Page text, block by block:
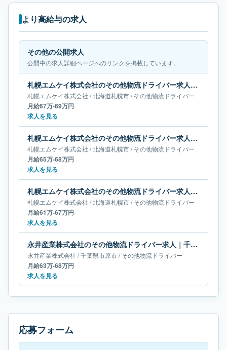
より高給与の求人
その他の公開求人
公開中の求人詳細ページへのリンクを掲載しています。
札幌エムケイ株式会社のその他物流ドライバー求人｜北海道札幌市｜月給67万-69万円
札幌エムケイ株式会社 /北海道札幌市/その他物流ドライバー
月給67万-69万円
求人を見る
札幌エムケイ株式会社のその他物流ドライバー求人｜北海道札幌市｜月給65万-68万円
札幌エムケイ株式会社 /北海道札幌市/その他物流ドライバー
月給65万-68万円
求人を見る
札幌エムケイ株式会社のその他物流ドライバー求人｜北海道札幌市｜月給61万-67万円
札幌エムケイ株式会社 /北海道札幌市/その他物流ドライバー
月給61万-67万円
求人を見る
永井産業株式会社のその他物流ドライバー求人｜千葉県市原市｜月給63万-68万円
永井産業株式会社 /千葉県市原市/その他物流ドライバー
月給63万-68万円
求人を見る
応募フォーム